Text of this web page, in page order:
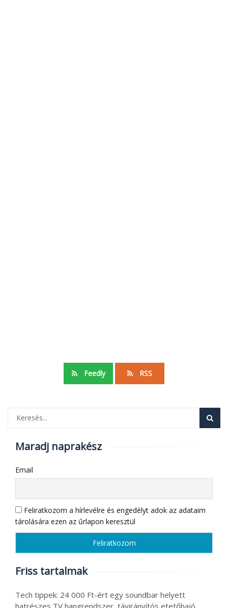
Feedly RSS
Maradj naprakész
Email
Feliratkozom a hírlevélre és engedélyt adok az adataim
tárolására ezen az űrlapon keresztül
Friss tartalmak
Tech tippek: 24 000 Ft-ért egy soundbar helyett